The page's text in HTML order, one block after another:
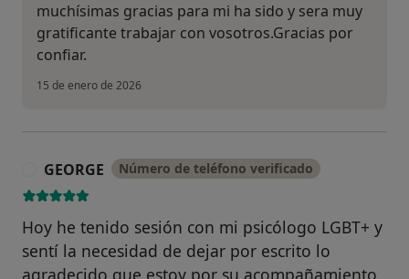
muchísimas gracias para mi ha sido y sera muy
gratificante trabajar con vosotros.Gracias por
confiar.
15 de enero de 2026
GEORGE Número de teléfono verificado
Hoy he tenido sesión con mi psicólogo LGBT+ y
sentí la necesidad de dejar por escrito lo
agradecido que estoy por su acompañamiento.